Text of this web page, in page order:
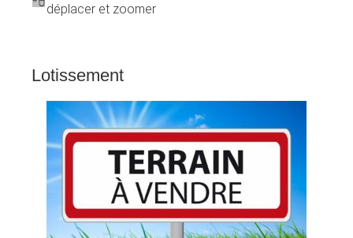
déplacer et zoomer
Lotissement